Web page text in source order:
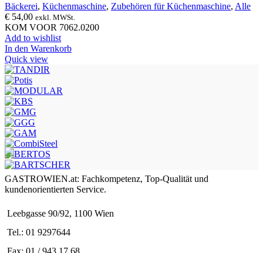
Bäckerei, Küchenmaschine, Zubehören für Küchenmaschine, Alle
€ 54,00 exkl. MWSt.
KOM VOOR 7062.0200
Add to wishlist
In den Warenkorb
Quick view
GASTROWIEN.at: Fachkompetenz, Top-Qualität und
kundenorientierten Service.
Leebgasse 90/92, 1100 Wien
Tel.: 01 9297644
Fax: 01 / 943 17 68